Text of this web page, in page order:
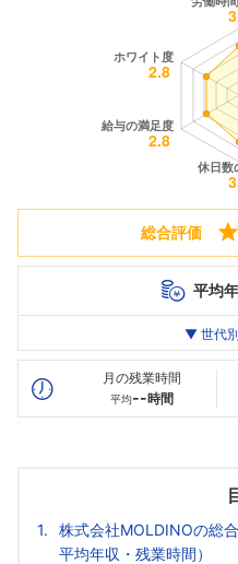
総合評価
平均
最高年収
20代
--万
▼ 世代
月の残業時間
平均--時間
株式会社MOLDINOの総
平均年収・残業時間）